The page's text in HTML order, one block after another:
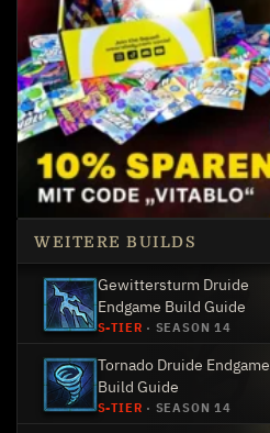
WEITERE BUILDS
Gewittersturm Druide
Endgame Build Guide
S-TIER · SEASON 14
Tornado Druide Endgame
Build Guide
S-TIER · SEASON 14